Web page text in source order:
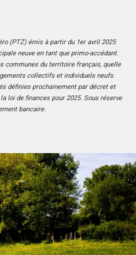
(PTZ) émis à partir du 1er avril 2025
neuve en tant que primo-accédant.
communes du territoire français, quelle
collectifs et individuels neufs.
définies prochainement par décret et
loi de finances pour 2025. Sous réserve
bancaire.